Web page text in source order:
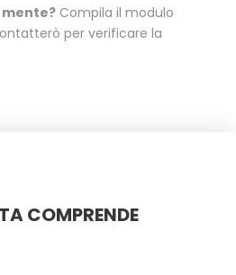
mente? Compila il modulo
per verificare la
COMPRENDE